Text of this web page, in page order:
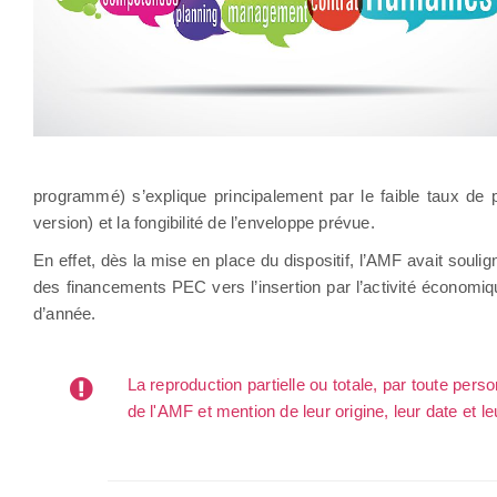
programmé) s’explique principalement par le faible taux
version) et la fongibilité de l’enveloppe prévue.
En effet, dès la mise en place du dispositif, l’AMF avait
des financements PEC vers l’insertion par l’activité
d’année.
La reproduction partielle ou totale, par toute
de l'AMF et mention de leur origine, leur date et